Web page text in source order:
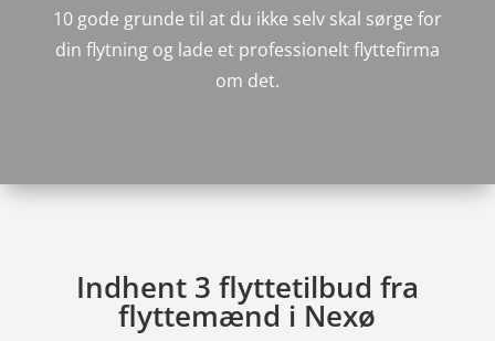
10 gode grunde til at du ikke selv skal sørge for
din flytning og lade et professionelt flyttefirma
om det.
Indhent 3 flyttetilbud fra
flyttemænd i Nexø